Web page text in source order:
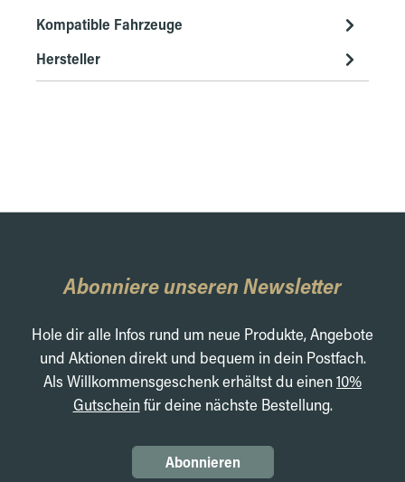
Kompatible Fahrzeuge
Hersteller
Abonniere unseren Newsletter
Hole dir alle Infos rund um neue Produkte, Angebote
und Aktionen direkt und bequem in dein Postfach.
Als Willkommensgeschenk erhältst du einen10%
Gutscheinfür deine nächste Bestellung.
Abonnieren